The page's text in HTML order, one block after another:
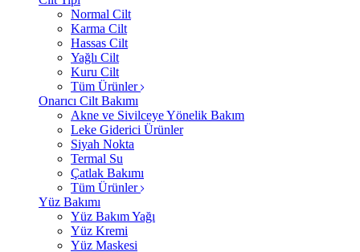
Normal Cilt
Karma Cilt
Hassas Cilt
Yağlı Cilt
Kuru Cilt
Tüm Ürünler
Onarıcı Cilt Bakımı
Akne ve Sivilceye Yönelik Bakım
Leke Giderici Ürünler
Siyah Nokta
Termal Su
Çatlak Bakımı
Tüm Ürünler
Yüz Bakımı
Yüz Bakım Yağı
Yüz Kremi
Yüz Maskesi